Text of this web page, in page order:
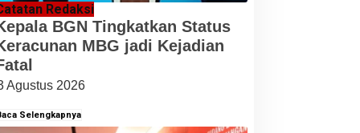
Redaksi
BGN Tingkatkan Status
MBG jadi Kejadian
Agustus 2026
Selengkapnya